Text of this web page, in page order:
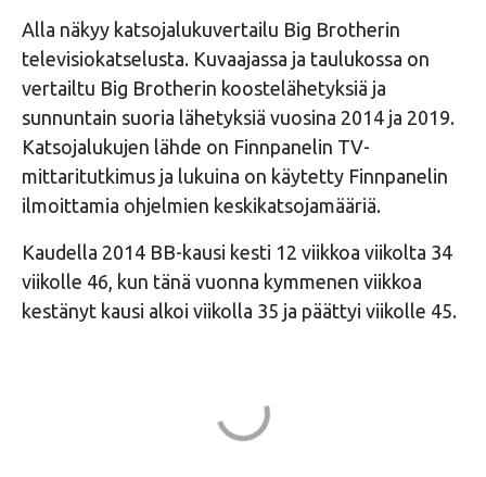
Alla näkyy katsojalukuvertailu Big Brotherin
televisiokatselusta. Kuvaajassa ja taulukossa on
vertailtu Big Brotherin koostelähetyksiä ja
sunnuntain suoria lähetyksiä vuosina 2014 ja 2019.
Katsojalukujen lähde on Finnpanelin TV-
mittaritutkimus ja lukuina on käytetty Finnpanelin
ilmoittamia ohjelmien keskikatsojamääriä.
Kaudella 2014 BB-kausi kesti 12 viikkoa viikolta 34
viikolle 46, kun tänä vuonna kymmenen viikkoa
kestänyt kausi alkoi viikolla 35 ja päättyi viikolle 45.